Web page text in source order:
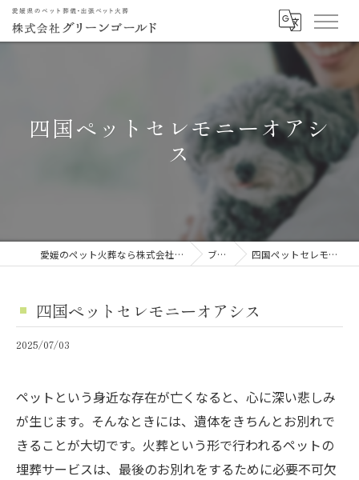
四国ペットセレモニーオアシ
ス
愛媛のペット火葬なら株式会社グリーンゴールド ブログ 四国ペットセレモニーオアシス
四国ペットセレモニーオアシス
2025/07/03
ペットという身近な存在が亡くなると、心に深い悲しみ
が生じます。そんなときには、遺体をきちんとお別れで
きることが大切です。火葬という形で行われるペットの
埋葬サービスは、最後のお別れをするために必要不可欠